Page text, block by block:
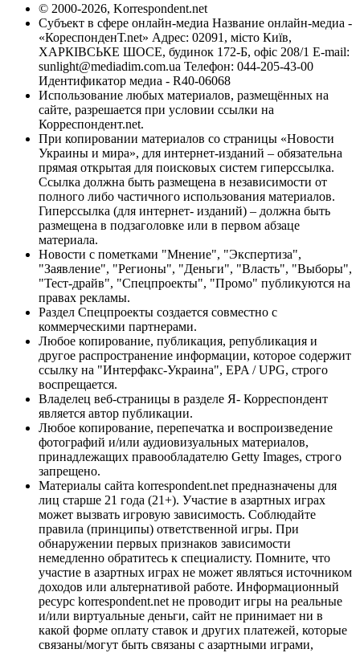
© 2000-2026, Korrespondent.net
Субъект в сфере онлайн-медиа Название онлайн-медиа -
«КореспонденТ.net» Адрес: 02091, місто Київ,
ХАРКІВСЬКЕ ШОСЕ, будинок 172-Б, офіс 208/1 E-mail:
sunlight@mediadim.com.ua Телефон: 044-205-43-00
Идентификатор медиа - R40-06068
Использование любых материалов, размещённых на
сайте, разрешается при условии ссылки на
Корреспондент.net.
При копировании материалов со страницы «Новости
Украины и мира», для интернет-изданий – обязательна
прямая открытая для поисковых систем гиперссылка.
Ссылка должна быть размещена в независимости от
полного либо частичного использования материалов.
Гиперссылка (для интернет- изданий) – должна быть
размещена в подзаголовке или в первом абзаце
материала.
Новости с пометками "Мнение", "Экспертиза",
"Заявление", "Регионы", "Деньги", "Власть", "Выборы",
"Тест-драйв", "Спецпроекты", "Промо" публикуются на
правах рекламы.
Раздел Спецпроекты создается совместно с
коммерческими партнерами.
Любое копирование, публикация, републикация и
другое распространение информации, которое содержит
ссылку на "Интерфакс-Украина", EPA / UPG, строго
воспрещается.
Владелец веб-страницы в разделе Я- Корреспондент
является автор публикации.
Любое копирование, перепечатка и воспроизведение
фотографий и/или аудиовизуальных материалов,
принадлежащих правообладателю Getty Images, строго
запрещено.
Материалы сайта korrespondent.net предназначены для
лиц старше 21 года (21+). Участие в азартных играх
может вызвать игровую зависимость. Соблюдайте
правила (принципы) ответственной игры. При
обнаружении первых признаков зависимости
немедленно обратитесь к специалисту. Помните, что
участие в азартных играх не может являться источником
доходов или альтернативой работе. Информационный
ресурс korrespondent.net не проводит игры на реальные
и/или виртуальные деньги, сайт не принимает ни в
какой форме оплату ставок и других платежей, которые
связаны/могут быть связаны с азартными играми,